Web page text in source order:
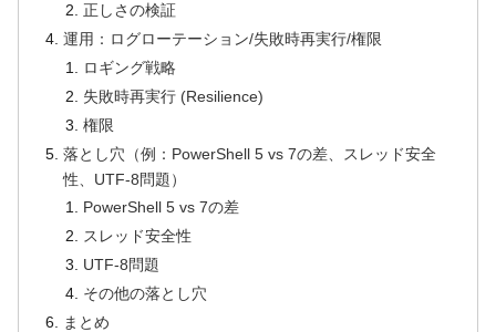
正しさの検証
運用：ログローテーション/失敗時再実行/権限
ロギング戦略
失敗時再実行 (Resilience)
権限
落とし穴（例：PowerShell 5 vs 7の差、スレッド安全
性、UTF-8問題）
PowerShell 5 vs 7の差
スレッド安全性
UTF-8問題
その他の落とし穴
まとめ